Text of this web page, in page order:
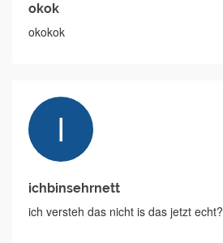
okok
okokok
ichbinsehrnett
ich versteh das nicht is das jetzt echt?